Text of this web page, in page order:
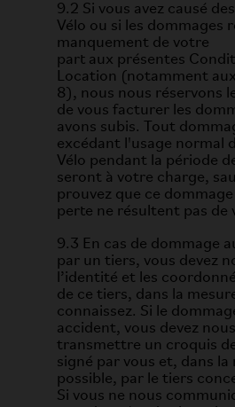
9.2 Si vous avez causé
Vélo ou si les dommages
manquement de votre
part aux présentes
Location (notamment
8), nous nous réservons
de vous facturer les
avons subis. Tout
excédant l'usage normal
Vélo pendant la période
seront à votre charge,
prouvez que ce
perte ne résultent pas de
9.3 En cas de dommage
par un tiers, vous devez
l’identité et les
de ce tiers, dans la
connaissez. Si le
accident, vous devez nous
transmettre un croquis
signé par vous et, dans la
possible, par le tiers
Si vous ne nous